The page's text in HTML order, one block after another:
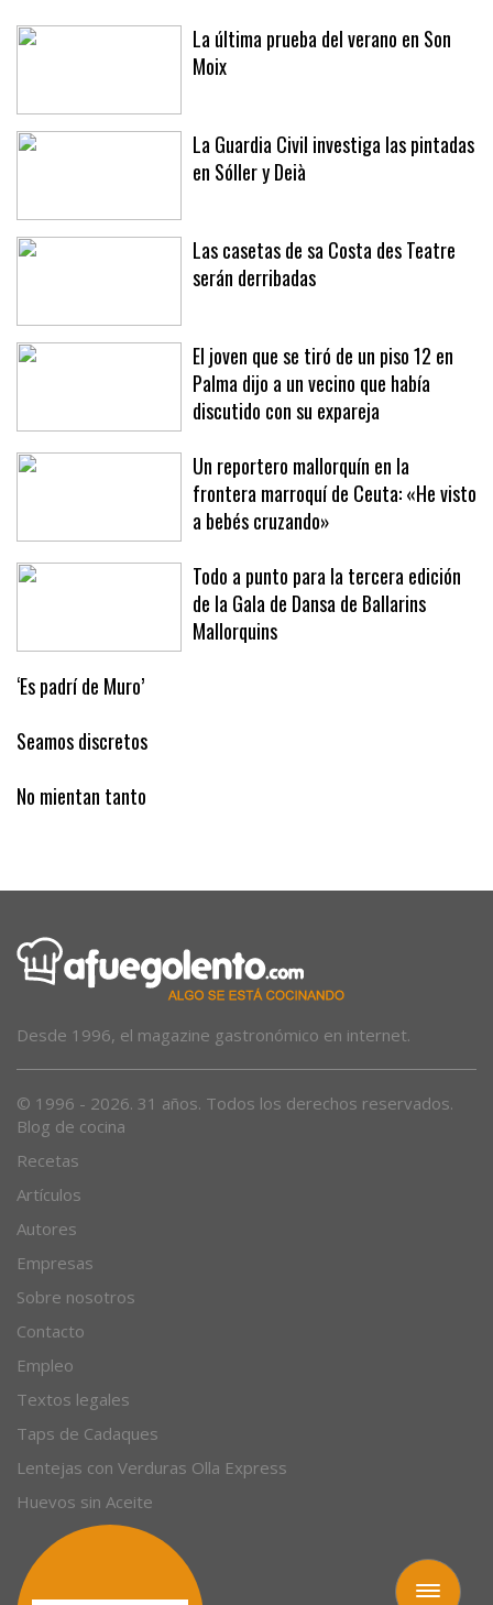
Toggle
La última prueba del verano en Son
Moix
La Guardia Civil investiga las pintadas
en Sóller y Deià
Las casetas de sa Costa des Teatre
serán derribadas
El joven que se tiró de un piso 12 en
Palma dijo a un vecino que había
discutido con su expareja
Un reportero mallorquín en la
frontera marroquí de Ceuta: «He visto
a bebés cruzando»
Todo a punto para la tercera edición
de la Gala de Dansa de Ballarins
Mallorquins
‘Es padrí de Muro’
Seamos discretos
No mientan tanto
Desde 1996, el magazine gastronómico en internet.
© 1996 - 2026. 31 años. Todos los derechos reservados.
Blog de cocina
Recetas
Artículos
Autores
Empresas
Sobre nosotros
Contacto
Empleo
Textos legales
Taps de Cadaques
Lentejas con Verduras Olla Express
Huevos sin Aceite